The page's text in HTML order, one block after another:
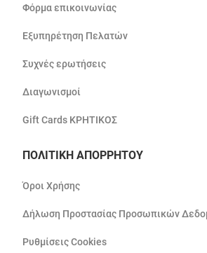
Φόρμα επικοινωνίας
Εξυπηρέτηση Πελατών
Συχνές ερωτήσεις
Διαγωνισμοί
Gift Cards ΚΡΗΤΙΚΟΣ
ΠΟΛΙΤΙΚΗ ΑΠΟΡΡΗΤΟΥ
Όροι Χρήσης
Δήλωση Προστασίας Προσωπικών
Ρυθμίσεις Cookies